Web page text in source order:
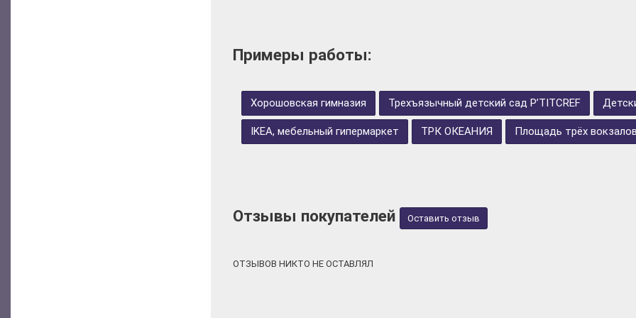
Примеры работы:
Хорошовская гимназия Трехъязычный детский сад P’TITCREF
IKEA, мебельный гипермаркет ТРК ОКЕАНИЯ Площадь трёх вокзалов
Отзывы покупателей Оставить отзыв
ОТЗЫВОВ НИКТО НЕ ОСТАВЛЯЛ